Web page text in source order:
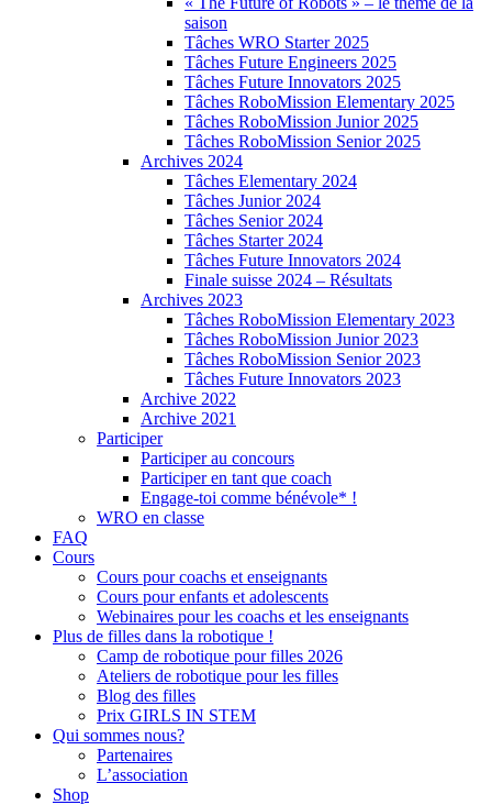
saison
Tâches WRO Starter 2025
Tâches Future Engineers 2025
Tâches Future Innovators 2025
Tâches RoboMission Elementary 2025
Tâches RoboMission Junior 2025
Tâches RoboMission Senior 2025
Archives 2024
Tâches Elementary 2024
Tâches Junior 2024
Tâches Senior 2024
Tâches Starter 2024
Tâches Future Innovators 2024
Finale suisse 2024 – Résultats
Archives 2023
Tâches RoboMission Elementary 2023
Tâches RoboMission Junior 2023
Tâches RoboMission Senior 2023
Tâches Future Innovators 2023
Archive 2022
Archive 2021
Participer
Participer au concours
Participer en tant que coach
Engage-toi comme bénévole* !
WRO en classe
FAQ
Cours
Cours pour coachs et enseignants
Cours pour enfants et adolescents
Webinaires pour les coachs et les enseignants
Plus de filles dans la robotique !
Camp de robotique pour filles 2026
Ateliers de robotique pour les filles
Blog des filles
Prix GIRLS IN STEM
Qui sommes nous?
Partenaires
L’association
Shop